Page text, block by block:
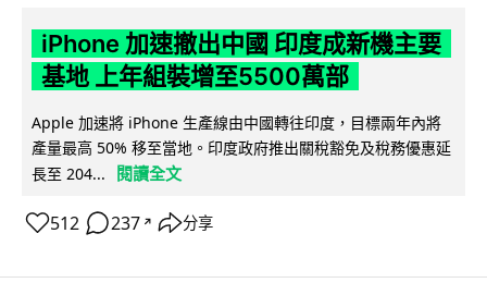
iPhone 加速撤出中國 印度成新機主要
基地 上年組裝增至5500萬部
Apple 加速將 iPhone 生產線由中國轉往印度，目標兩年內將
產量最高 50% 移至當地。印度政府推出關稅豁免及稅務優惠延
長至 204...
閱讀全文
512 237 ↗ 分享